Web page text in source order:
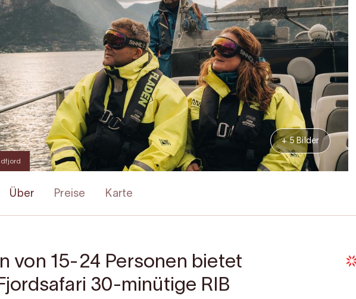
+ 5 Bilder
Über Preise Karte
von 15-24 Personen bietet
30-minütige RIB